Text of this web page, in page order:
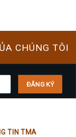
CHÚNG TÔI
TIN TMA